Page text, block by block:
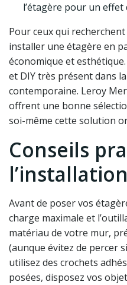
l’étagère pour un
Pour ceux qui
installer une étagère en
économique et
et DIY très présent dans
contemporaine. Leroy
offrent une bonne
soi-même cette solution
Conseils
l’installation
Avant de poser vos
charge maximale et
matériau de votre mur,
(aunque évitez de percer
utilisez des crochets
posées, disposez vos